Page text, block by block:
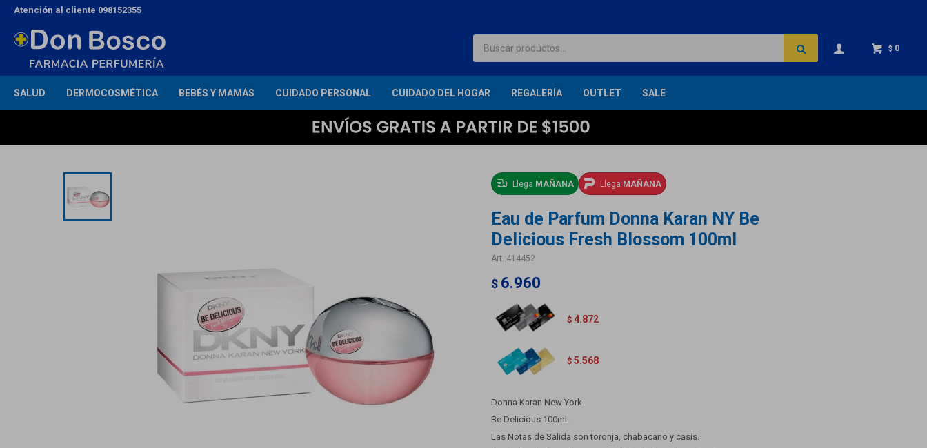
SALUD DERMOCOSMÉTICA BEBÉS Y MAMÁS CUIDADO PERSONAL CUIDADO DEL HOGAR REGALERÍA OUTLET SALE
$ 0
Atención al cliente 098152355
Llega MAÑANA Llega MAÑANA
Eau de Parfum Donna Karan NY Be
Delicious Fresh Blossom 100ml
414452
$ 6.960
$ 4.872
$ 5.568
Donna Karan New York.
Be Delicious 100ml.
Las Notas de Salida son toronja, chabacano y casis.